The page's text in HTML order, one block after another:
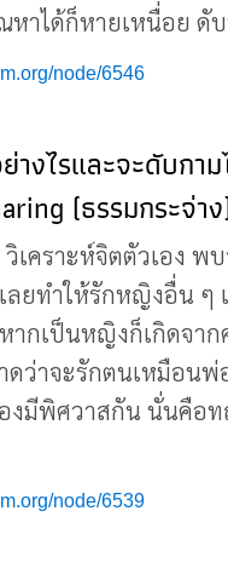
าได้ก็หายเหนื่อย ดั
node/6546
างไรและจะดับกา
(ธรรมกระจ่า
คราะห์จิตตัวเอง พบ
ยทำให้รักหญิงอื่น ๆ
ากเป็นหญิงก็เกิดจา
ดว่าจะรักตนเหมือนพ่
งมีพิศวาสกัน นั่นคือ
node/6539